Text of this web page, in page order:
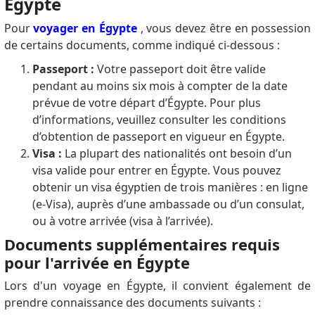
Pourvoyager en Égypte, vous devez être en possession
de certains documents, comme indiqué ci-dessous :
Passeport : Votre passeport doit être valide
pendant au moins six mois à compter de la date
prévue de votre départ d’Égypte. Pour plus
d’informations, veuillez consulter les conditions
d’obtention de passeport en vigueur en Égypte.
Visa : La plupart des nationalités ont besoin d’un
visa valide pour entrer en Égypte. Vous pouvez
obtenir un visa égyptien de trois manières : en ligne
(e-Visa), auprès d’une ambassade ou d’un consulat,
ou à votre arrivée (visa à l’arrivée).
Documents supplémentaires requis
pour l'arrivée en Égypte
Lors d'un voyage en Égypte, il convient également de
prendre connaissance des documents suivants :